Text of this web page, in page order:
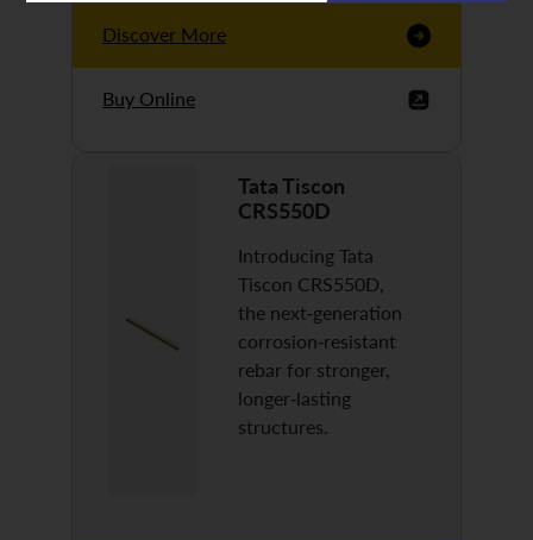
Discover More
Buy Online
Tata Tiscon
CRS550D
Introducing Tata
Tiscon CRS550D,
the next-generation
corrosion-resistant
rebar for stronger,
longer-lasting
structures.